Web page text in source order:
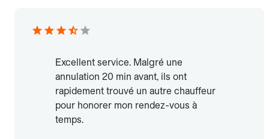
Excellent service. Malgré une
annulation 20 min avant, ils ont
rapidement trouvé un autre chauffeur
pour honorer mon rendez-vous à
temps.